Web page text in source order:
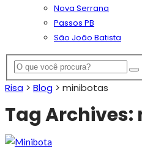
Nova Serrana
Passos PB
São João Batista
Risa > Blog > minibotas
Tag